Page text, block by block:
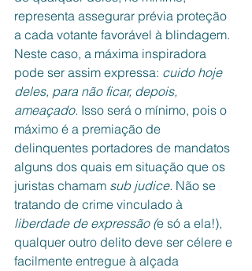
representa assegurar prévia proteção
a cada votante favorável à blindagem.
Neste caso, a máxima inspiradora
pode ser assim expressa: cuido hoje
deles, para não ficar, depois,
ameaçado. Isso será o mínimo, pois o
máximo é a premiação de
delinquentes portadores de mandatos
alguns dos quais em situação que os
juristas chamam sub judice. Não se
tratando de crime vinculado à
liberdade de expressão (e só a ela!),
qualquer outro delito deve ser célere e
facilmente entregue à alçada